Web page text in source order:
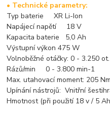
• Technické parametry:
Typ baterie XR Li-Ion
Napájecí napětí 18 V
Kapacita baterie 5,0 Ah
Výstupní výkon 475 W
Volnoběžné otáčky: 0 - 3.250
Rázů/min 0 - 3.800 min-1
Max. utahovací moment: 205 Nm
Upínání nástrojů: Vnitřní
Hmotnost (při použití 18 v / 5